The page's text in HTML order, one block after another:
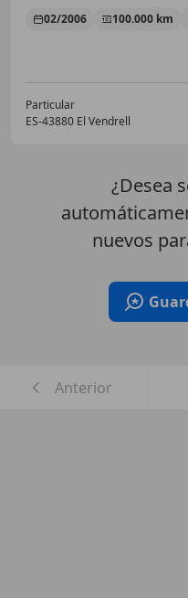
02/2006 100.000 km
Particular
ES-43880 El Vendrell
¿Desea
nuevos
Anterior